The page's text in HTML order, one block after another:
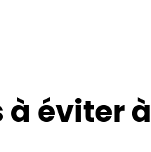
éviter